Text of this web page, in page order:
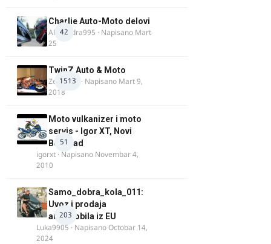
42
Charlie Auto-Moto delovi
Alexandra995 · Napisano Mart
25
1513
TwinZ Auto & Moto
Zeljkamp · Napisano Mart 9,
2018
51
Moto vulkanizer i moto
servis - Igor XT, Novi
Beograd
igorxt · Napisano Novembar 4,
2010
203
Samo_dobra_kola_011:
Uvoz i prodaja
automobila iz EU
Luka9905 · NapisanoOctobar 14,
2024